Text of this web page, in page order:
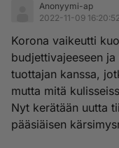
Anonyymi-ap
2022-11-09 16:20:52
Korona vaikeutti
budjettivajeeseen
tuottajan kanssa,
mutta mitä
Nyt kerätään uutta
pääsiäisen